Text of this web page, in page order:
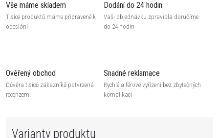
Vše máme skladem
Tisíce produktů máme připravené k
odeslání
Dodání do 24 hodin
Vaši objednávku zpravidla doručíme
do 24 hodin
Ověřený obchod
Důvěra tisíců zákazníků potvrzená
recenzemi
Snadné reklamace
Rychlé a férové vyřízení bez zbytečných
komplikací